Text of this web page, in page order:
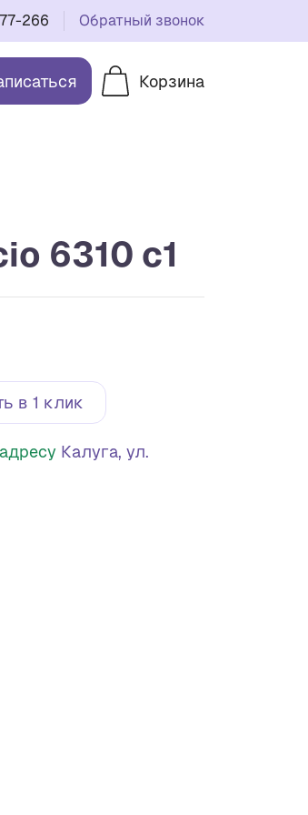
266 Обратный звонок
Корзина
6310 с1
в 1 клик
Калуга, ул.